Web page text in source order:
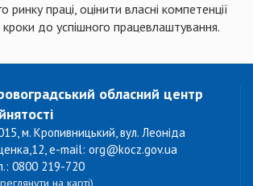
ринку праці, оцінити власні компетенції
до успішного працевлаштування.
обласний центр
м. Кропивницький, вул. Леоніда
e-mail: org@kocz.gov.ua
0800 219-720
на карті)